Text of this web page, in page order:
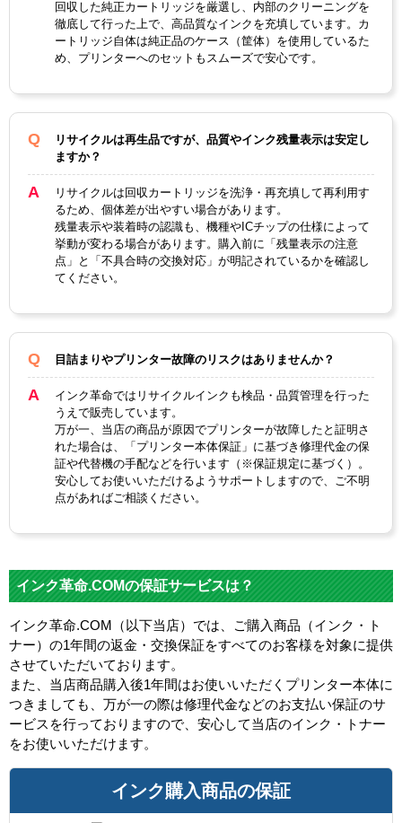
純正
型番
J（
フォ
トカ
ラ
66H
J（
カラ
ー）
J（3
色カ
ラー
J（
ブラ
ッ
J（
ブラ
ッ
A（
フォ
トグ
カラ
ー
トマ
ゼン
タ
3色
カラ
3色
カラ
ブラ
ブラ
フォ
トグ
顔
料・
染料
染料
ICチ
タイ
プ
リサイクルインク
回収した純正カートリッジを厳選し、内部のクリーニングを
徹底して行った上で、高品質なインクを充填しています。カ
ートリッジ自体は純正品のケース（筐体）を使用しているた
め、プリンターへのセットもスムーズで安心です。
リサイクルは再生品ですが、品質やインク残量表示は安定し
ますか？
リサイクルは回収カートリッジを洗浄・再充填して再利用す
るため、個体差が出やすい場合があります。
残量表示や装着時の認識も、機種やICチップの仕様によって
挙動が変わる場合があります。購入前に「残量表示の注意
点」と「不具合時の交換対応」が明記されているかを確認し
てください。
目詰まりやプリンター故障のリスクはありませんか？
インク革命ではリサイクルインクも検品・品質管理を行った
うえで販売しています。
万が一、当店の商品が原因でプリンターが故障したと証明さ
れた場合は、「プリンター本体保証」に基づき修理代金の保
証や代替機の手配などを行います（※保証規定に基づく）。
安心してお使いいただけるようサポートしますので、ご不明
点があればご相談ください。
インク革命.COMの保証サービスは？
インク革命.COM（以下当店）では、ご購入商品（インク・ト
ナー）の1年間の返金・交換保証をすべてのお客様を対象に提供
させていただいております。
また、当店商品購入後1年間はお使いいただくプリンター本体に
つきましても、万が一の際は修理代金などのお支払い保証のサ
ービスを行っておりますので、安心して当店のインク・トナー
をお使いいただけます。
インク購入商品の保証